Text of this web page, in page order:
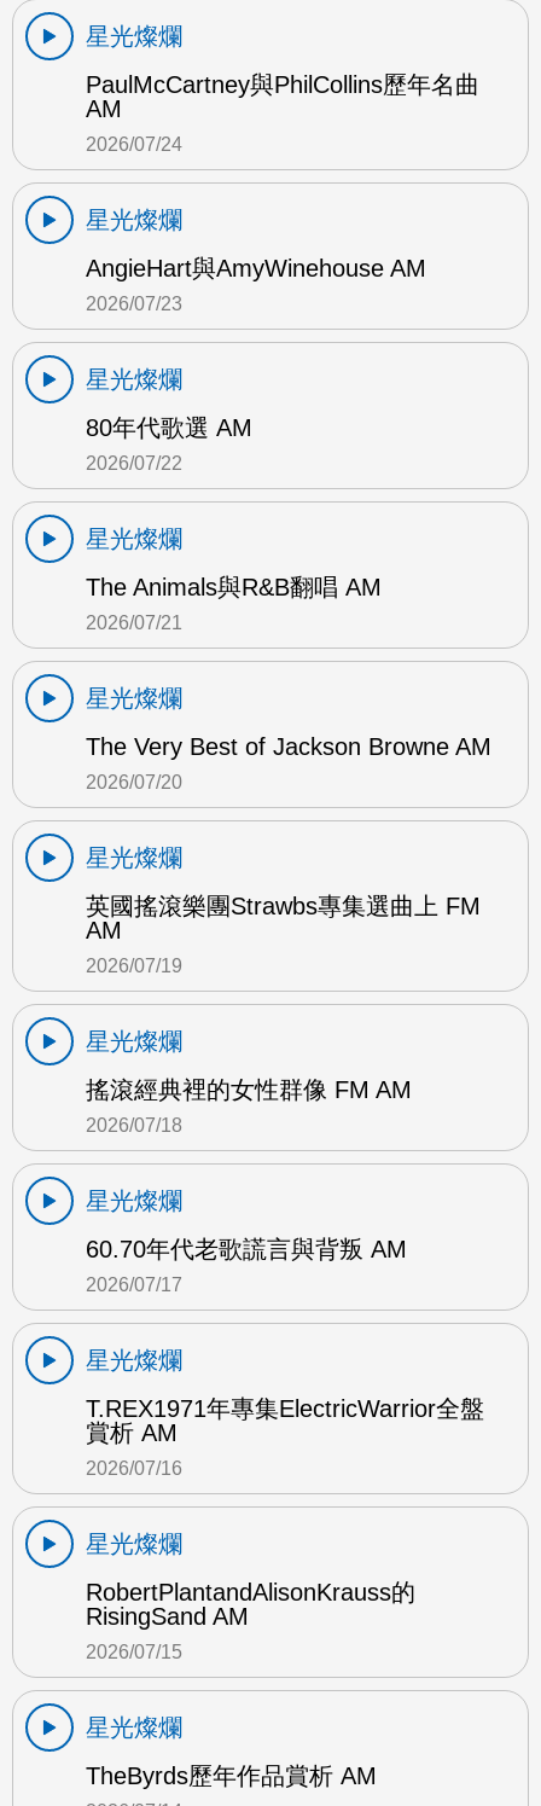
星光燦爛
PaulMcCartney與PhilCollins歷年名曲
AM
2026/07/24
星光燦爛
AngieHart與AmyWinehouse AM
2026/07/23
星光燦爛
80年代歌選 AM
2026/07/22
星光燦爛
The Animals與R&B翻唱 AM
2026/07/21
星光燦爛
The Very Best of Jackson Browne AM
2026/07/20
星光燦爛
英國搖滾樂團Strawbs專集選曲上 FM
AM
2026/07/19
星光燦爛
搖滾經典裡的女性群像 FM AM
2026/07/18
星光燦爛
60.70年代老歌謊言與背叛 AM
2026/07/17
星光燦爛
T.REX1971年專集ElectricWarrior全盤
賞析 AM
2026/07/16
星光燦爛
RobertPlantandAlisonKrauss的
RisingSand AM
2026/07/15
星光燦爛
TheByrds歷年作品賞析 AM